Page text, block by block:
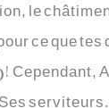
le
ce que tes
serviteurs.